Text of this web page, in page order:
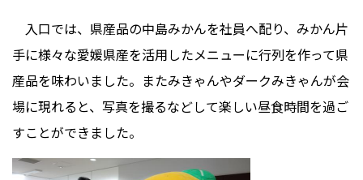
入口では、県産品の中島みかんを社員へ配り、みかん片
手に様々な愛媛県産を活用したメニューに行列を作って県
産品を味わいました。またみきゃんやダークみきゃんが会
場に現れると、写真を撮るなどして楽しい昼食時間を過ご
すことができました。